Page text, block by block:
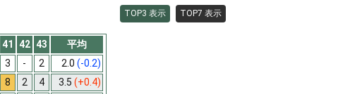
TOP3 表示 TOP7 表示
41 42 43
平均
3 - 2 2.0 (-0.2)
8 2 4 3.5 (+0.4)